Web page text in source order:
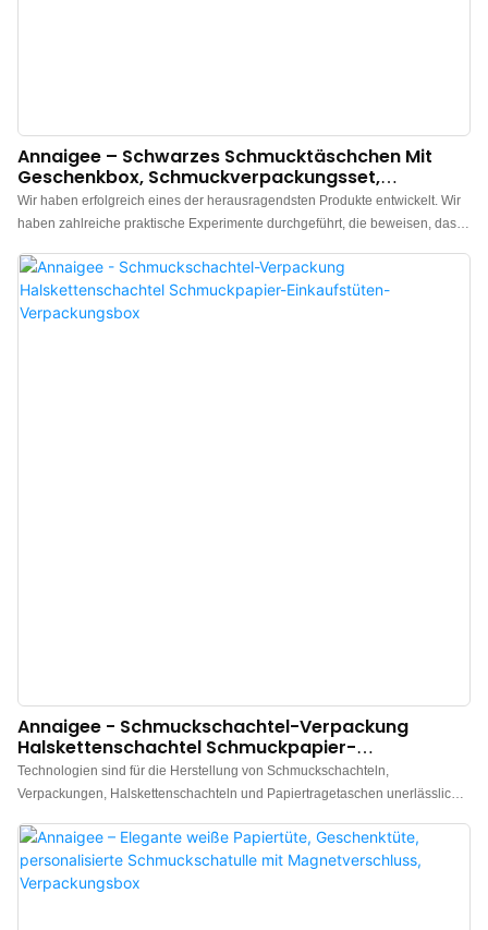
Annaigee – Schwarzes Schmucktäschchen Mit
Geschenkbox, Schmuckverpackungsset,
Individuell Gestaltbares Verpackungszubehör
Wir haben erfolgreich eines der herausragendsten Produkte entwickelt. Wir
haben zahlreiche praktische Experimente durchgeführt, die beweisen, dass
anpassbarem Verpackungszubehör seine größte Wirkung im Bereich der
Schmuckkästchen entfalten kann.
Annaigee - Schmuckschachtel-Verpackung
Halskettenschachtel Schmuckpapier-
Einkaufstüten-Verpackungsbox
Technologien sind für die Herstellung von Schmuckschachteln,
Verpackungen, Halskettenschachteln und Papiertragetaschen unerlässlich.
einsetzbar erwiesen, unter anderem für Papierboxen.